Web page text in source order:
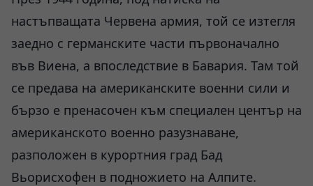
настъпващата Червена армия, той се изтегля
заедно с германските части първоначално
във Виена, а впоследствие в Бавария. Там той
се предава на американските военни сили и
бързо е пренасочен към специален център на
американското военно разузнаване,
разположен в курортния град Бад
Вьорисхофен в подножието на Алпите.